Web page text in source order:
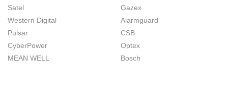
Satel
Western Digital
Pulsar
CyberPower
MEAN WELL
Gazex
Alarmguard
CSB
Optex
Bosch